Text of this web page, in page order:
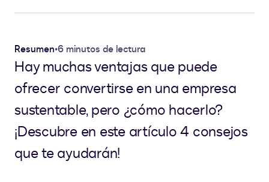
Resumen•6 minutos de lectura
Hay muchas ventajas que puede
ofrecer convertirse en una empresa
sustentable, pero ¿cómo hacerlo?
¡Descubre en este artículo 4 consejos
que te ayudarán!